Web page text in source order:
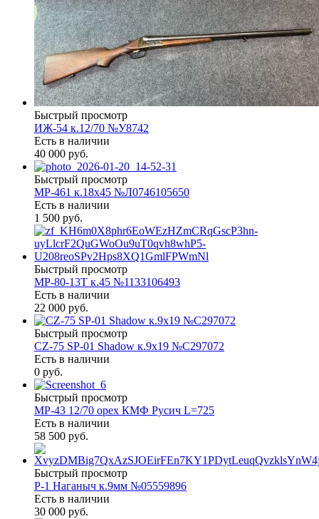
Быстрый просмотр
ИЖ-54 к.12/70 №У8742
Есть в наличии
40 000 руб.
Быстрый просмотр
МР-461 к.18х45 №Л0746105650
Есть в наличии
1 500 руб.
Быстрый просмотр
МР-80-13Т к.45 №1133106493
Есть в наличии
22 000 руб.
Быстрый просмотр
CZ-75 SP-01 Shadow к.9х19 №С297072
Есть в наличии
0 руб.
Быстрый просмотр
МР-43 12/70 орех КМФ Русич L=725
Есть в наличии
58 500 руб.
Быстрый просмотр
Р-1 Наганыч к.9мм №05559896
Есть в наличии
30 000 руб.